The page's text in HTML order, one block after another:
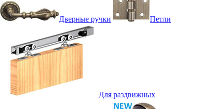
Дверные ручки Петли
Для раздвижных